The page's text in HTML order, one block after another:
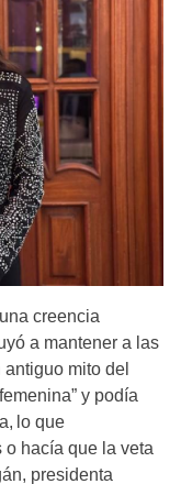
creencia
a mantener a las
mito del
y podía
lo que
hacía que la veta
presidenta